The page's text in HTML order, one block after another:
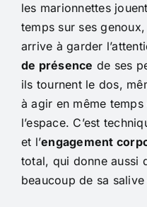
les marionnettes
temps sur ses
arrive à garder
de présence de ses
ils tournent le dos,
à agir en même
l’espace. C’est
et l’engagement
total, qui donne aussi
beaucoup de sa